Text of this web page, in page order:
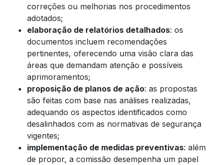
correções ou melhorias nos procedimentos
adotados;
elaboração de relatórios detalhados: os
documentos incluem recomendações
pertinentes, oferecendo uma visão clara das
áreas que demandam atenção e possíveis
aprimoramentos;
proposição de planos de ação: as propostas
são feitas com base nas análises realizadas,
adequando os aspectos identificados como
desalinhados com as normativas de segurança
vigentes;
implementação de medidas preventivas: além
de propor, a comissão desempenha um papel